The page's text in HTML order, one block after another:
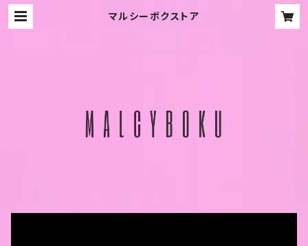
マルシーボクストア